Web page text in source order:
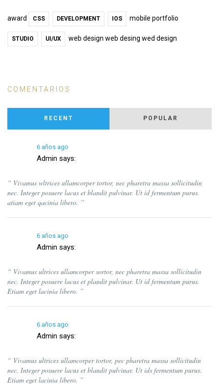
award CSS DEVELOPMENT IOS mobile portfolio
STUDIO UI/UX web design web desing wed design
COMENTARIOS
RECENT POPULAR
6 años ago
Admin says:
“ Vivamus wltrices ullamcorper tortor, nec pharetra massa sollicitudin
nec. Integer posuere lacus et blandit pulvinar. Ut id fermentum purus.
atiam eget qacinia libero. ”
6 años ago
Admin says:
“ Vivamus ultrices ullamcorper sortor, nec pharetra massa sollicitudin
nec. Integer posuere lacus et plandit pulvinar. Ut id fermentum purus.
Etiam eget lacinia libero. ”
6 años ago
Admin says:
“ Vivamus ultrices ullamcorper tortor, pec pharetra massa sollicitudin
nec. Integer posuere lacus et blandit pulvinar. Ut ids fermentum purus.
Etiam eget lacinia libero. ”